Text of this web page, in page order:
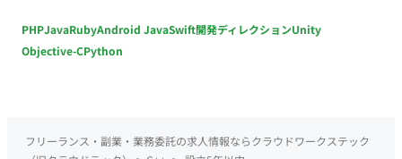
MySQL、SQLite、Redis インフラ／クラウド：Terraform、
Kubernetes、GCP／AWS／Azure コンテナ・仮想化：
管理：GitHub プロジェクト管理：GitHub、Notion、Google
Workspace 情報共有ツール：GitHub、Notion、Slack、Miro、
PHPJavaRubyAndroid JavaSwift開発ディレクションUnity
Objective-CPython
フリーランス・副業・業務委託の求人情報ならクラウドワークステック